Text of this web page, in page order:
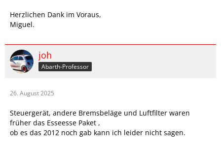
Herzlichen Dank im Voraus,
Miguel.
joh
Abarth-Professor
26. August 2025
Steuergerät, andere Bremsbeläge und Luftfilter waren
früher das Esseesse Paket ,
ob es das 2012 noch gab kann ich leider nicht sagen.